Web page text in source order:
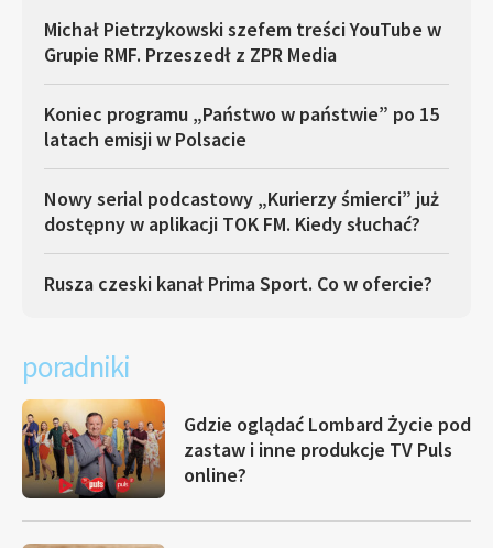
Michał Pietrzykowski szefem treści YouTube w
Grupie RMF. Przeszedł z ZPR Media
Koniec programu „Państwo w państwie” po 15
latach emisji w Polsacie
Nowy serial podcastowy „Kurierzy śmierci” już
dostępny w aplikacji TOK FM. Kiedy słuchać?
Rusza czeski kanał Prima Sport. Co w ofercie?
poradniki
Gdzie oglądać Lombard Życie pod
zastaw i inne produkcje TV Puls
online?